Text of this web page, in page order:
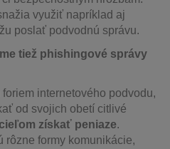
využiť napríklad aj
poslať podvodnú správu.
tiež phishingové správy
internetového podvodu,
od svojich obetí citlivé
získať peniaze.
rôzne formy komunikácie,